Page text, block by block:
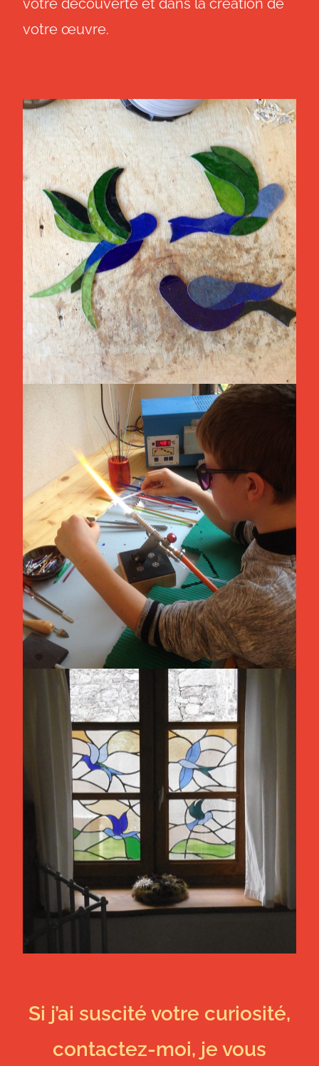
votre œuvre.
Si j’ai suscité votre curiosité,
contactez-moi, je vous